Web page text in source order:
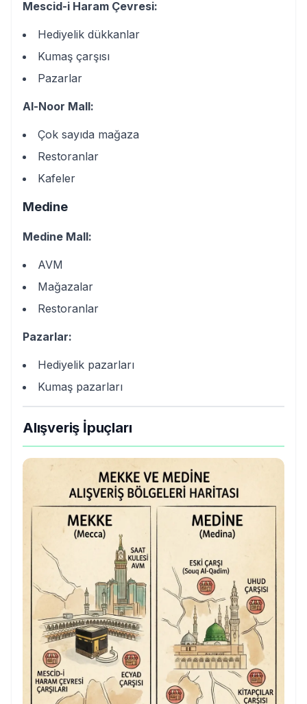
Mescid-i Haram Çevresi:
Hediyelik dükkanlar
Kumaş çarşısı
Pazarlar
Al-Noor Mall:
Çok sayıda mağaza
Restoranlar
Kafeler
Medine
Medine Mall:
AVM
Mağazalar
Restoranlar
Pazarlar:
Hediyelik pazarları
Kumaş pazarları
Alışveriş İpuçları